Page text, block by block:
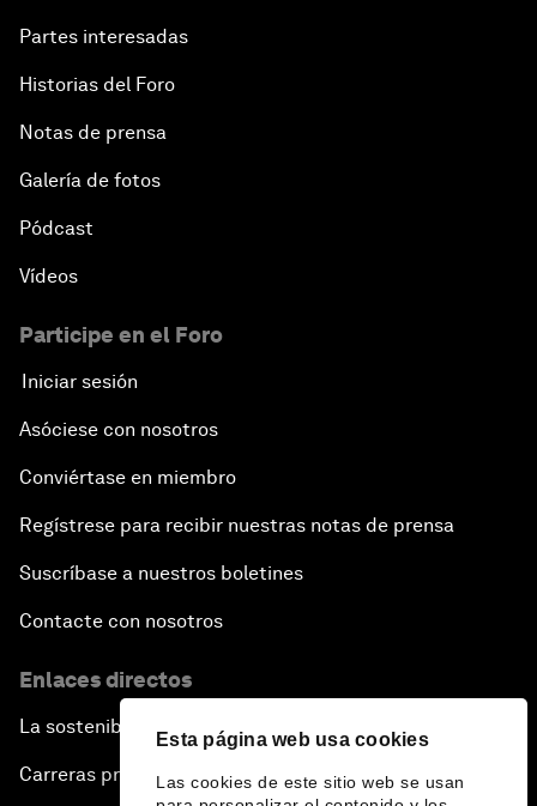
Esta página web usa cookies
Las cookies de este sitio web se usan
Partes interesadas
Historias del Foro
Notas de prensa
Galería de fotos
Pódcast
Vídeos
Participe en el Foro
Iniciar sesión
Asóciese con nosotros
Conviértase en miembro
Regístrese para recibir nuestras notas de prensa
Suscríbase a nuestros boletines
Contacte con nosotros
Enlaces directos
La sostenibilidad en el Foro
Carreras profesionales